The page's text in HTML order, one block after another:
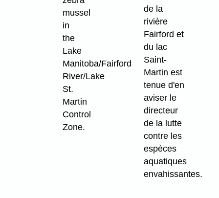
mussel
in
the
Lake
Manitoba/Fairford
River/Lake
St.
Martin
Control
Zone.
de la
rivière
Fairford et
du lac
Saint-
Martin est
tenue d'en
aviser le
directeur
de la lutte
contre les
espèces
aquatiques
envahissantes.